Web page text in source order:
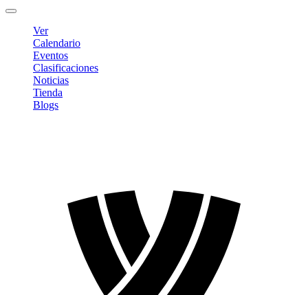
Ver
Calendario
Eventos
Clasificaciones
Noticias
Tienda
Blogs